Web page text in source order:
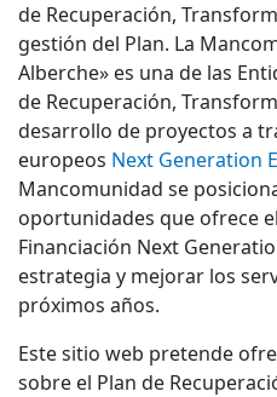
de Recuperación,
gestión del Plan. La
Alberche» es una de las
de Recuperación,
desarrollo de proyectos a
europeos Next Generation
Mancomunidad se
oportunidades que ofrece
Financiación Next
estrategia y mejorar los
próximos años.
Este sitio web pretende
sobre el Plan de